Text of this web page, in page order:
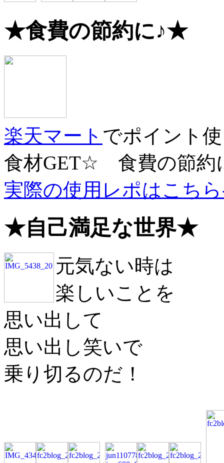
★食費の節約に♪★
楽天マート でポイント
食材GET☆ 食費の節約
実際の使用レポはこち
★自己満足な世界★
元気ない時は
楽しいことを
思い出して
思い出し笑いで
乗り切るのだ！